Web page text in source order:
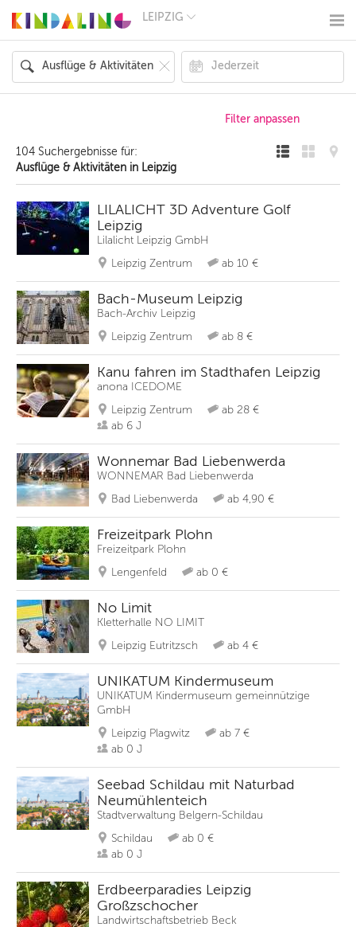
LEIPZIG
BERLIN
MÜNCHEN
HAMBURG
KÖLN
HANNOVER
LEIPZIG
DRESDEN
NÜRNBERG
WIEN
ZÜRICH
REGIONEN
104 Suchergebnisse für:
Ausflüge & Aktivitäten in Leipzig
LILALICHT 3D Adventure Golf
Leipzig
Lilalicht Leipzig GmbH
Leipzig Zentrum
ab 10 €
Bach-Museum Leipzig
Bach-Archiv Leipzig
Leipzig Zentrum
ab 8 €
Kanu fahren im Stadthafen Leipzig
anona ICEDOME
Leipzig Zentrum
ab 28 €
ab 6 J
Wonnemar Bad Liebenwerda
WONNEMAR Bad Liebenwerda
Bad Liebenwerda
ab 4,90 €
Freizeitpark Plohn
Freizeitpark Plohn
Lengenfeld
ab 0 €
No Limit
Kletterhalle NO LIMIT
Leipzig Eutritzsch
ab 4 €
UNIKATUM Kindermuseum
UNIKATUM Kindermuseum gemeinnützige
GmbH
Leipzig Plagwitz
ab 7 €
ab 0 J
Seebad Schildau mit Naturbad
Neumühlenteich
Stadtverwaltung Belgern-Schildau
Schildau
ab 0 €
ab 0 J
Erdbeerparadies Leipzig
Großzschocher
Landwirtschaftsbetrieb Beck